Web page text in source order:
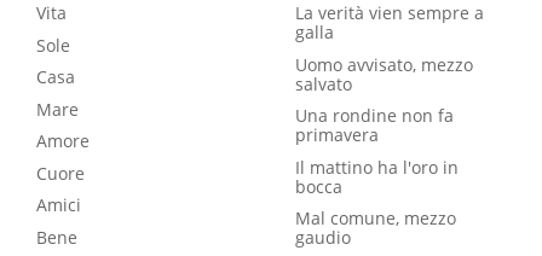
Vita
Sole
Casa
Mare
Amore
Cuore
Amici
Bene
La verità vien sempre a
galla
Uomo avvisato, mezzo
salvato
Una rondine non fa
primavera
Il mattino ha l'oro in
bocca
Mal comune, mezzo
gaudio